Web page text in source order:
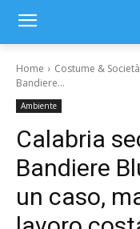
Home Costume & Società
Bandiere...
Ambiente
Calabria
Bandiere
un caso,